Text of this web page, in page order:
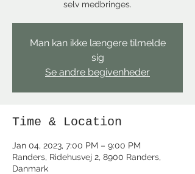
selv medbringes.
Man kan ikke længere tilmelde
sig
Se andre begivenheder
Time & Location
Jan 04, 2023, 7:00 PM – 9:00 PM
Randers, Ridehusvej 2, 8900 Randers,
Danmark